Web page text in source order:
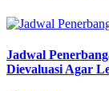
Jadwal
Dievaluasi Agar